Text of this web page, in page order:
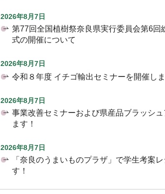
2026年8月7日
第77回全国植樹祭奈良県実行委員会第6回
式の開催について
2026年8月7日
令和８年度 イチゴ輸出セミナーを開催し
2026年8月7日
事業改善セミナーおよび県産品ブラッシ
ます！
2026年8月7日
「奈良のうまいものプラザ」で学生考案
す！